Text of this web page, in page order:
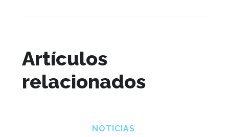
Artículos
relacionados
NOTICIAS